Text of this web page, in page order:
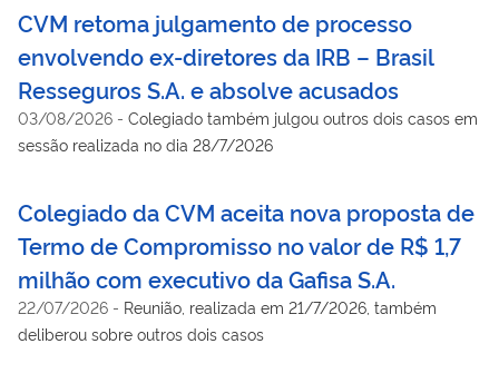
CVM retoma julgamento de processo
envolvendo ex-diretores da IRB – Brasil
Resseguros S.A. e absolve acusados
03/08/2026 - Colegiado também julgou outros dois casos em
sessão realizada no dia 28/7/2026
Colegiado da CVM aceita nova proposta de
Termo de Compromisso no valor de R$ 1,7
milhão com executivo da Gafisa S.A.
22/07/2026 - Reunião, realizada em 21/7/2026, também
deliberou sobre outros dois casos